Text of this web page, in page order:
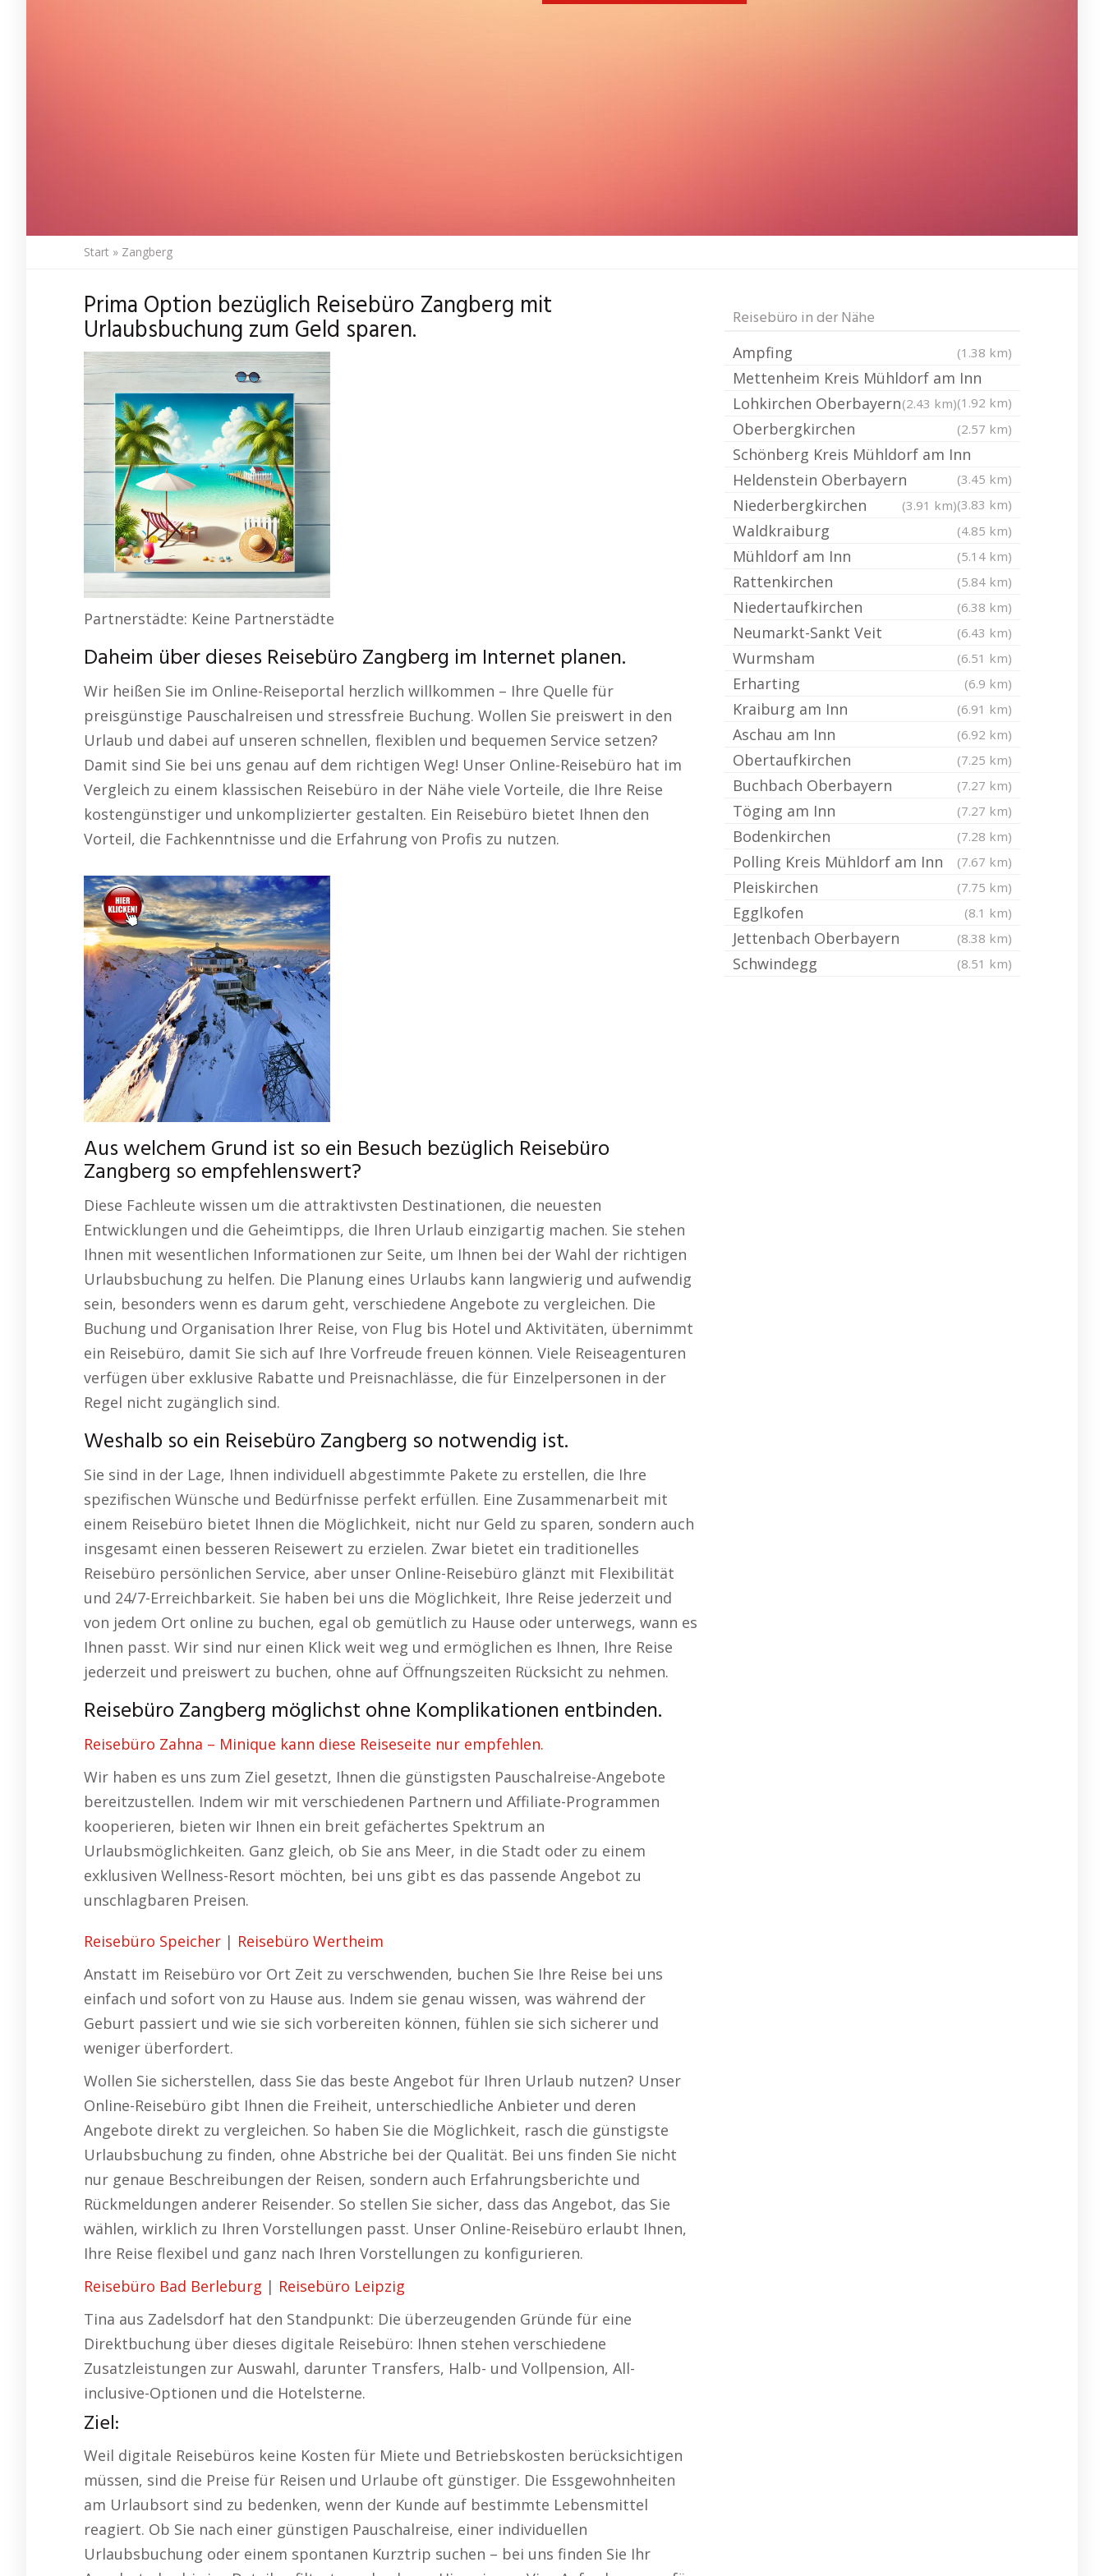
Start » Zangberg
Prima Option bezüglich Reisebüro Zangberg mit
Urlaubsbuchung zum Geld sparen.
Partnerstädte: Keine Partnerstädte
Daheim über dieses Reisebüro Zangberg im Internet planen.
Wir heißen Sie im Online-Reiseportal herzlich willkommen – Ihre Quelle für
preisgünstige Pauschalreisen und stressfreie Buchung. Wollen Sie preiswert in den
Urlaub und dabei auf unseren schnellen, flexiblen und bequemen Service setzen?
Damit sind Sie bei uns genau auf dem richtigen Weg! Unser Online-Reisebüro hat im
Vergleich zu einem klassischen Reisebüro in der Nähe viele Vorteile, die Ihre Reise
kostengünstiger und unkomplizierter gestalten. Ein Reisebüro bietet Ihnen den
Vorteil, die Fachkenntnisse und die Erfahrung von Profis zu nutzen.
Aus welchem Grund ist so ein Besuch bezüglich Reisebüro
Zangberg so empfehlenswert?
Diese Fachleute wissen um die attraktivsten Destinationen, die neuesten
Entwicklungen und die Geheimtipps, die Ihren Urlaub einzigartig machen. Sie stehen
Ihnen mit wesentlichen Informationen zur Seite, um Ihnen bei der Wahl der richtigen
Urlaubsbuchung zu helfen. Die Planung eines Urlaubs kann langwierig und aufwendig
sein, besonders wenn es darum geht, verschiedene Angebote zu vergleichen. Die
Buchung und Organisation Ihrer Reise, von Flug bis Hotel und Aktivitäten, übernimmt
ein Reisebüro, damit Sie sich auf Ihre Vorfreude freuen können. Viele Reiseagenturen
verfügen über exklusive Rabatte und Preisnachlässe, die für Einzelpersonen in der
Regel nicht zugänglich sind.
Weshalb so ein Reisebüro Zangberg so notwendig ist.
Sie sind in der Lage, Ihnen individuell abgestimmte Pakete zu erstellen, die Ihre
spezifischen Wünsche und Bedürfnisse perfekt erfüllen. Eine Zusammenarbeit mit
einem Reisebüro bietet Ihnen die Möglichkeit, nicht nur Geld zu sparen, sondern auch
insgesamt einen besseren Reisewert zu erzielen. Zwar bietet ein traditionelles
Reisebüro persönlichen Service, aber unser Online-Reisebüro glänzt mit Flexibilität
und 24/7-Erreichbarkeit. Sie haben bei uns die Möglichkeit, Ihre Reise jederzeit und
von jedem Ort online zu buchen, egal ob gemütlich zu Hause oder unterwegs, wann es
Ihnen passt. Wir sind nur einen Klick weit weg und ermöglichen es Ihnen, Ihre Reise
jederzeit und preiswert zu buchen, ohne auf Öffnungszeiten Rücksicht zu nehmen.
Reisebüro Zangberg möglichst ohne Komplikationen entbinden.
Reisebüro Zahna – Minique kann diese Reiseseite nur empfehlen.
Wir haben es uns zum Ziel gesetzt, Ihnen die günstigsten Pauschalreise-Angebote
bereitzustellen. Indem wir mit verschiedenen Partnern und Affiliate-Programmen
kooperieren, bieten wir Ihnen ein breit gefächertes Spektrum an
Urlaubsmöglichkeiten. Ganz gleich, ob Sie ans Meer, in die Stadt oder zu einem
exklusiven Wellness-Resort möchten, bei uns gibt es das passende Angebot zu
unschlagbaren Preisen.
Reisebüro Speicher | Reisebüro Wertheim
Anstatt im Reisebüro vor Ort Zeit zu verschwenden, buchen Sie Ihre Reise bei uns
einfach und sofort von zu Hause aus. Indem sie genau wissen, was während der
Geburt passiert und wie sie sich vorbereiten können, fühlen sie sich sicherer und
weniger überfordert.
Wollen Sie sicherstellen, dass Sie das beste Angebot für Ihren Urlaub nutzen? Unser
Online-Reisebüro gibt Ihnen die Freiheit, unterschiedliche Anbieter und deren
Angebote direkt zu vergleichen. So haben Sie die Möglichkeit, rasch die günstigste
Urlaubsbuchung zu finden, ohne Abstriche bei der Qualität. Bei uns finden Sie nicht
nur genaue Beschreibungen der Reisen, sondern auch Erfahrungsberichte und
Rückmeldungen anderer Reisender. So stellen Sie sicher, dass das Angebot, das Sie
wählen, wirklich zu Ihren Vorstellungen passt. Unser Online-Reisebüro erlaubt Ihnen,
Ihre Reise flexibel und ganz nach Ihren Vorstellungen zu konfigurieren.
Reisebüro Bad Berleburg | Reisebüro Leipzig
Tina aus Zadelsdorf hat den Standpunkt: Die überzeugenden Gründe für eine
Direktbuchung über dieses digitale Reisebüro: Ihnen stehen verschiedene
Zusatzleistungen zur Auswahl, darunter Transfers, Halb- und Vollpension, All-
inclusive-Optionen und die Hotelsterne.
Ziel:
Weil digitale Reisebüros keine Kosten für Miete und Betriebskosten berücksichtigen
müssen, sind die Preise für Reisen und Urlaube oft günstiger. Die Essgewohnheiten
am Urlaubsort sind zu bedenken, wenn der Kunde auf bestimmte Lebensmittel
reagiert. Ob Sie nach einer günstigen Pauschalreise, einer individuellen
Urlaubsbuchung oder einem spontanen Kurztrip suchen – bei uns finden Sie Ihr
Reisebüro in der Nähe
Ampfing (1.38 km)
Mettenheim Kreis Mühldorf am Inn
(1.92 km)
Lohkirchen Oberbayern(2.43 km)
Oberbergkirchen (2.57 km)
Schönberg Kreis Mühldorf am Inn
(3.45 km)
Heldenstein Oberbayern
(3.83 km)
Niederbergkirchen (3.91 km)
Waldkraiburg (4.85 km)
Mühldorf am Inn (5.14 km)
Rattenkirchen (5.84 km)
Niedertaufkirchen (6.38 km)
Neumarkt-Sankt Veit (6.43 km)
Wurmsham (6.51 km)
Erharting (6.9 km)
Kraiburg am Inn (6.91 km)
Aschau am Inn (6.92 km)
Obertaufkirchen (7.25 km)
Buchbach Oberbayern (7.27 km)
Töging am Inn (7.27 km)
Bodenkirchen (7.28 km)
Polling Kreis Mühldorf am Inn (7.67 km)
Pleiskirchen (7.75 km)
Egglkofen (8.1 km)
Jettenbach Oberbayern (8.38 km)
Schwindegg (8.51 km)